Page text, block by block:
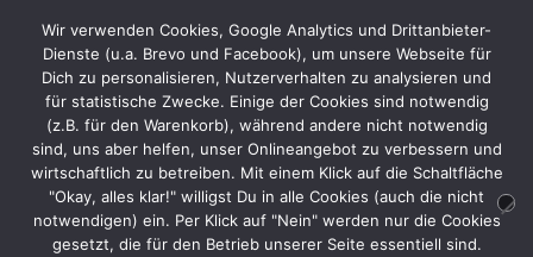
Zur
Navigation
springen
Zum
Inhalt
springen
Menü
Wir verwenden Cookies, Google Analytics und Drittanbieter-
Dienste (u.a. Brevo und Facebook), um unsere Webseite für
Dich zu personalisieren, Nutzerverhalten zu analysieren und
für statistische Zwecke. Einige der Cookies sind notwendig
(z.B. für den Warenkorb), während andere nicht notwendig
sind, uns aber helfen, unser Onlineangebot zu verbessern und
wirtschaftlich zu betreiben. Mit einem Klick auf die Schaltfläche
"Okay, alles klar!" willigst Du in alle Cookies (auch die nicht
notwendigen) ein. Per Klick auf "Nein" werden nur die Cookies
gesetzt, die für den Betrieb unserer Seite essentiell sind.